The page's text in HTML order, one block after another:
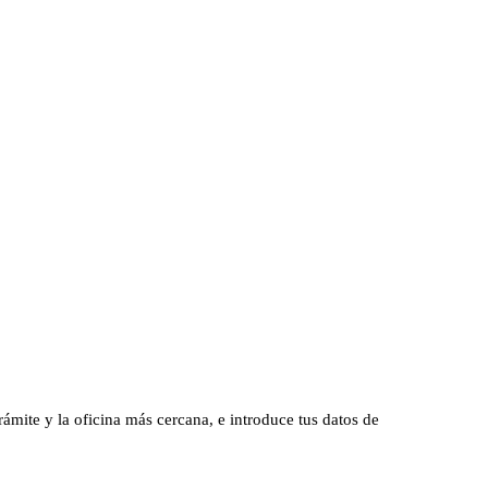
y la oficina más cercana, e introduce tus datos de